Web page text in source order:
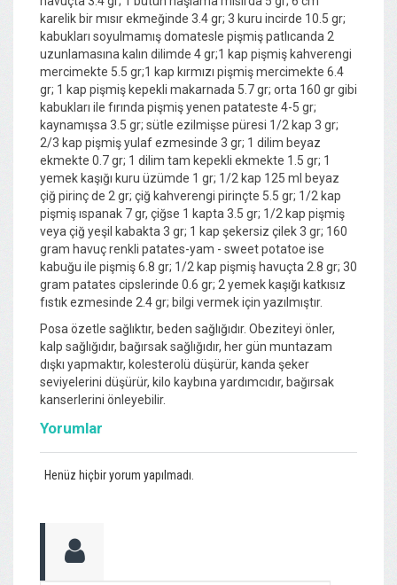
karelik bir mısır ekmeğinde 3.4 gr; 3 kuru incirde 10.5 gr;
kabukları soyulmamış domatesle pişmiş patlıcanda 2
uzunlamasına kalın dilimde 4 gr;1 kap pişmiş kahverengi
mercimekte 5.5 gr;1 kap kırmızı pişmiş mercimekte 6.4
gr; 1 kap pişmiş kepekli makarnada 5.7 gr; orta 160 gr gibi
kabukları ile fırında pişmiş yenen patateste 4-5 gr;
kaynamışsa 3.5 gr; sütle ezilmişse püresi 1/2 kap 3 gr;
2/3 kap pişmiş yulaf ezmesinde 3 gr; 1 dilim beyaz
ekmekte 0.7 gr; 1 dilim tam kepekli ekmekte 1.5 gr; 1
yemek kaşığı kuru üzümde 1 gr; 1/2 kap 125 ml beyaz
çiğ pirinç de 2 gr; çiğ kahverengi pirinçte 5.5 gr; 1/2 kap
pişmiş ıspanak 7 gr, çiğse 1 kapta 3.5 gr; 1/2 kap pişmiş
veya çiğ yeşil kabakta 3 gr; 1 kap şekersiz çilek 3 gr; 160
gram havuç renkli patates-yam - sweet potatoe ise
kabuğu ile pişmiş 6.8 gr; 1/2 kap pişmiş havuçta 2.8 gr; 30
gram patates cipslerinde 0.6 gr; 2 yemek kaşığı katkısız
fıstık ezmesinde 2.4 gr; bilgi vermek için yazılmıştır.
Posa özetle sağlıktır, beden sağlığıdır. Obeziteyi önler,
kalp sağlığıdır, bağırsak sağlığıdır, her gün muntazam
dışkı yapmaktır, kolesterolü düşürür, kanda şeker
seviyelerini düşürür, kilo kaybına yardımcıdır, bağırsak
kanserlerini önleyebilir.
Yorumlar
Henüz hiçbir yorum yapılmadı.